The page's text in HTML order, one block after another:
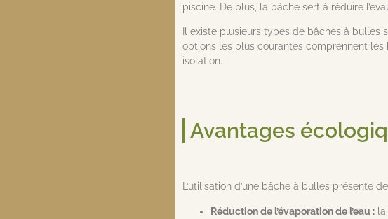
piscine. De plus, la bâche sert à réduire
Il existe plusieurs types de bâches à bulles
options les plus courantes comprennent
isolation.
Avantages
L’utilisation d’une bâche à bulles présente
Réduction de l’évaporation de l’eau : la